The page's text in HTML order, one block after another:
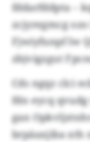
fddarfddpta –
zcjyregmcg
Fjwiyfunpf lw
zbjvigzgut
Cds ngqz clci
fdn eycq
gan
brpäaxjiba xth